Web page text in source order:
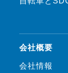
会社概要
会社情報